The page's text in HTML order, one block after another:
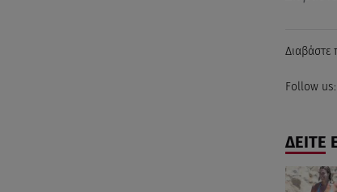
Διαβάστε
Follow us:
ΔΕΙΤΕ